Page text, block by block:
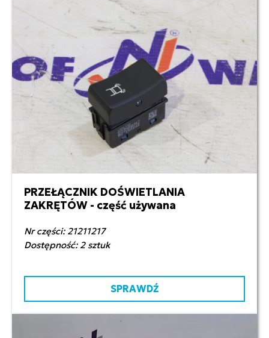
150,00 zł netto
PRZEŁĄCZNIK DOŚWIETLANIA
ZAKRĘTÓW - część używana
Nr części: 21211217
Dostępność: 2 sztuk
SPRAWDŹ